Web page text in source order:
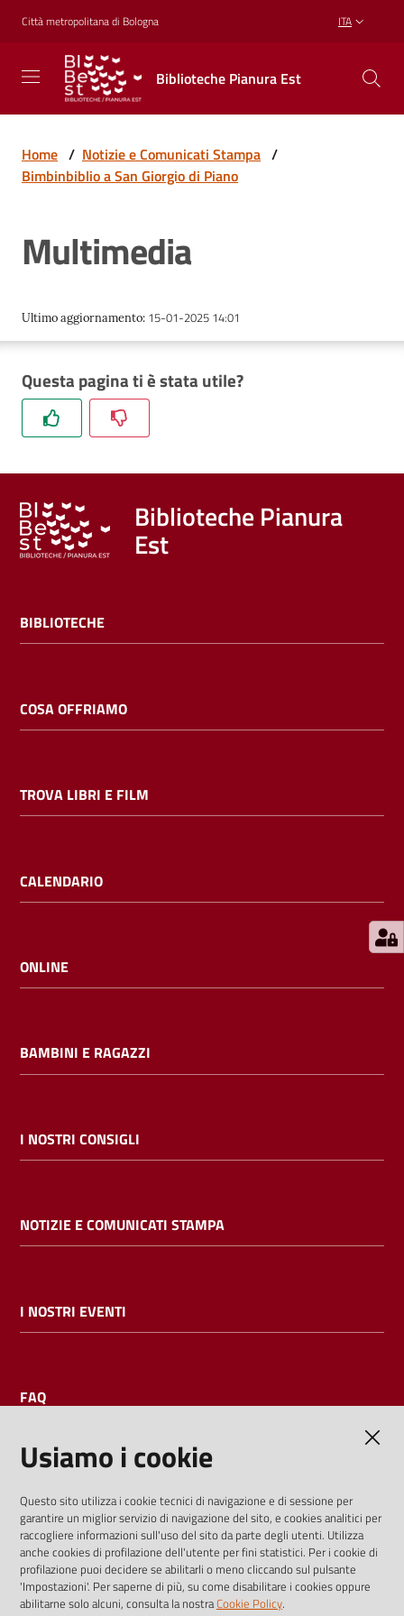
Vai al contenuto
Vai alla navigazione
Vai al footer
Città metropolitana di Bologna ITA
Biblioteche Pianura Est
Biblioteche
Pianura
Est
CREARE,
RICREARSI
Biblioteche
Cosa
Trova
libri
film
Calendario
Bambini
E
l
i
cataloghi
bibliotecario
Home / Notizie e Comunicati Stampa /
Bimbinbiblio a San Giorgio di Piano
Multimedia
Ultimo aggiornamento: 15-01-2025 14:01
Questa pagina ti è stata utile?
Biblioteche Pianura
Est
BIBLIOTECHE
COSA OFFRIAMO
TROVA LIBRI E FILM
CALENDARIO
ONLINE
BAMBINI E RAGAZZI
I NOSTRI CONSIGLI
NOTIZIE E COMUNICATI STAMPA
I NOSTRI EVENTI
FAQ
I dati personali pubblicati sono riutilizzabili solo alle condizioni
previste dalla direttiva comunitaria 2003/98/CE e dal d.lgs.
36/2006
Usiamo i cookie
Questo sito utilizza i cookie tecnici di navigazione e di sessione per
garantire un miglior servizio di navigazione del sito, e cookies analitici per
raccogliere informazioni sull'uso del sito da parte degli utenti. Utilizza
anche cookies di profilazione dell'utente per fini statistici. Per i cookie di
profilazione puoi decidere se abilitarli o meno cliccando sul pulsante
'Impostazioni'. Per saperne di più, su come disabilitare i cookies oppure
abilitarne solo alcuni, consulta la nostraCookie Policy.